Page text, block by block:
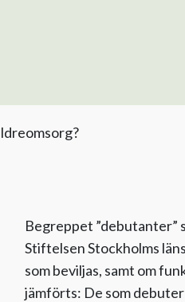
Begreppet ”debutanter”
Stiftelsen Stockholms
som beviljas, samt om
jämförts: De som